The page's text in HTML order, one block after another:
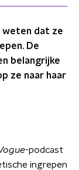
weten dat ze
De
belangrijke
ze naar haar
-podcast
ingrepen